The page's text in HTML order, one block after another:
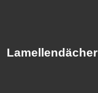
Lamellendächer